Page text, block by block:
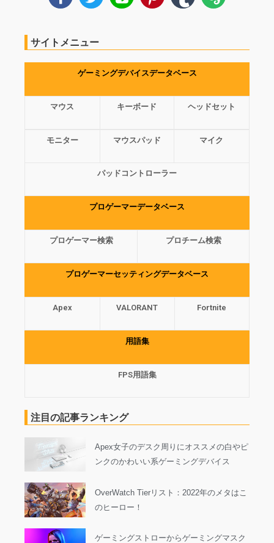
サイトメニュー
ゲーミングデバイスデータベース
マウス キーボード ヘッドセット
モニター マウスパッド マイク
パッドコントローラー
プロゲーマーデータベース
プロゲーマー検索 プロチーム検索
プロゲーマーセッティングデータベース
Apex VALORANT Fortnite
用語集
FPS用語集
注目の記事ランキング
Apex女子のデスク周りにオススメの白やピ
ンクのかわいい系ゲーミングデバイス
OverWatch Tierリスト：2022年のメタはこ
のヒーロー！
ゲーミングストローからゲーミングマスク